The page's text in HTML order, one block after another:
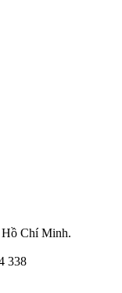
Hồ Chí Minh.
338